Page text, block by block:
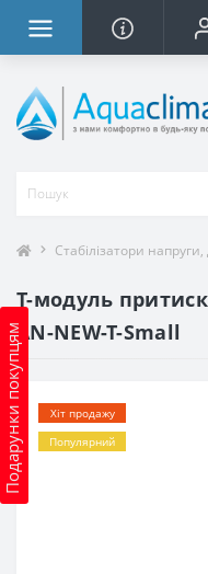
Подарунки покупцям
Стабілізатори
T-модуль
AN-NEW-T-Small
Хіт продажу
Популярний